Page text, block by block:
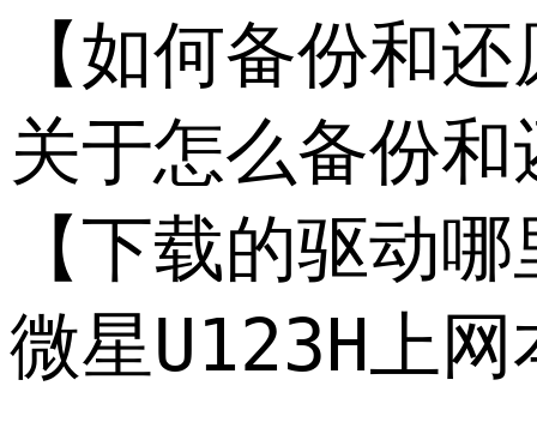
【如何备份和
关于怎么备份
【下载的驱动
微星U123H上